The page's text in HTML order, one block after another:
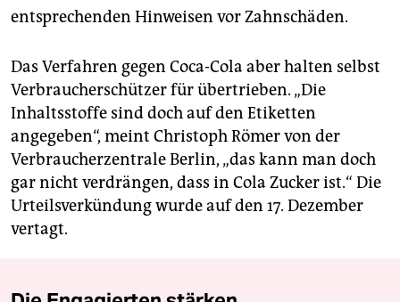
entsprechenden Hinweisen vor Zahnschäden.
Das Verfahren gegen Coca-Cola aber halten selbst
Verbraucherschützer für übertrieben. „Die
Inhaltsstoffe sind doch auf den Etiketten
angegeben“, meint Christoph Römer von der
Verbraucherzentrale Berlin, „das kann man doch
gar nicht verdrängen, dass in Cola Zucker ist.“ Die
Urteilsverkündung wurde auf den 17. Dezember
vertagt.